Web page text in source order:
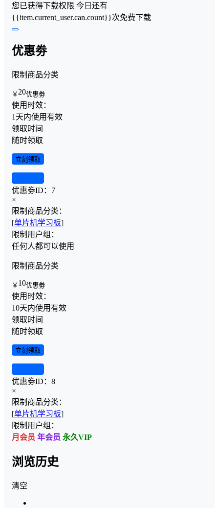
您已获得下载权限 今日还有
{{item.current_user.can.count}}次免费下载
优惠劵
限制商品分类
￥ 20优惠劵
使用时效：
1天内使用有效
领取时间
随时领取
立刻领取
优惠劵ID： 7
×
限制商品分类：
[单片机学习板]
限制用户组：
任何人都可以使用
限制商品分类
￥ 10优惠劵
使用时效：
10天内使用有效
领取时间
随时领取
立刻领取
优惠劵ID： 8
×
限制商品分类：
[单片机学习板]
限制用户组：
月会员 年会员 永久VIP
浏览历史
清空